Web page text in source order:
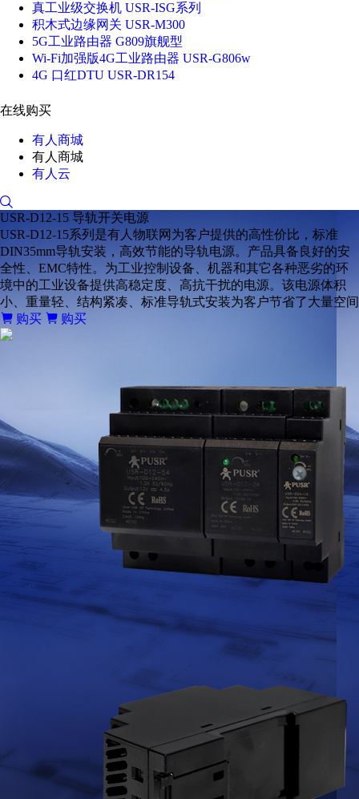
真工业级交换机 USR-ISG系列
积木式边缘网关 USR-M300
5G工业路由器 G809旗舰型
Wi-Fi加强版4G工业路由器 USR-G806w
4G 口红DTU USR-DR154
在线购买
有人商城
有人商城
有人云
USR-D12-15 导轨开关电源
USR-D12-15系列是有人物联网为客户提供的高性价比，标准
DIN35mm导轨安装，高效节能的导轨电源。产品具备良好的安
全性、EMC特性。为工业控制设备、机器和其它各种恶劣的环
境中的工业设备提供高稳定度、高抗干扰的电源。该电源体积
小、重量轻、结构紧凑、标准导轨式安装为客户节省了大量空间
购买
购买